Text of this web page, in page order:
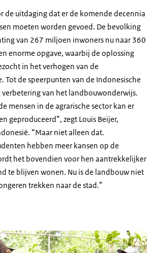
de uitdaging dat er de komende decennia
moeten worden gevoed. De bevolking
van 267 miljoen inwoners nu naar 360
enorme opgave, waarbij de oplossing
in het verhogen van de
Tot de speerpunten van de Indonesische
van het landbouwonderwijs.
mensen in de agrarische sector kan er
geproduceerd”, zegt Louis Beijer,
“Maar niet alleen dat.
hebben meer kansen op de
het bovendien voor hen aantrekkelijker
te blijven wonen. Nu is de landbouw niet
trekken naar de stad.”